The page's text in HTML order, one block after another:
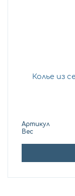
Колье из
Артикул
Вес